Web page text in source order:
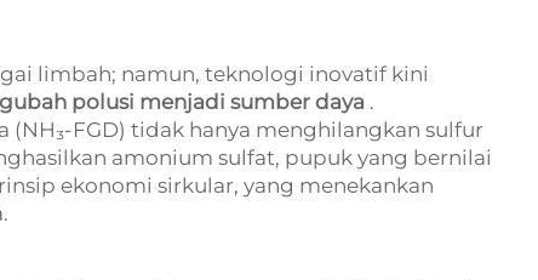
limbah; namun, teknologi inovatif kini
polusi menjadi sumber daya .
(NH₃-FGD) tidak hanya menghilangkan sulfur
amonium sulfat, pupuk yang bernilai
ekonomi sirkular, yang menekankan